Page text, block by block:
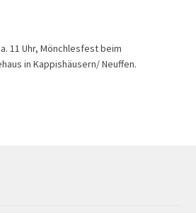
11 Uhr, Mönchlesfest beim
in Kappishäusern/ Neuffen.